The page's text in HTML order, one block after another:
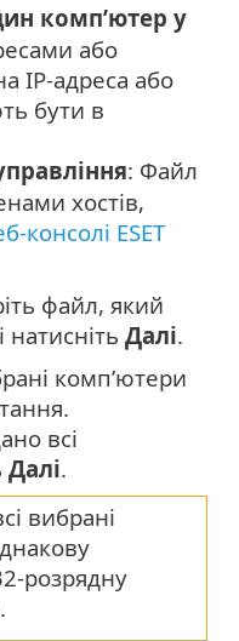
комп’ютер у
або
IP-адреса або
бути в
: Файл
хостів,
консолі ESET
файл, який
натисніть Далі.
комп’ютери
всі
Далі.
вибрані
розрядну